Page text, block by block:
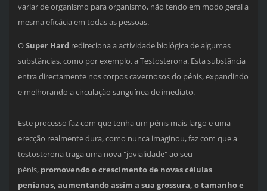
variar de organismo para organismo, não tendo em modo geral a
mesma eficácia em todas as pessoas.
OSuper Hardredireciona a actividade biológica de algumas
substâncias, como por exemplo, a Testosterona. Esta substância
entra directamente nos corpos cavernosos do pénis, expandindo
e melhorando a circulação sanguínea de imediato.
Este processo faz com que tenha um pénis mais largo e uma
erecção realmente dura, como nunca imaginou, faz com que a
testosterona traga uma nova "jovialidade" ao seu
pénis,promovendo o crescimento de novas células
penianas, aumentando assim a sua grossura, o tamanho e